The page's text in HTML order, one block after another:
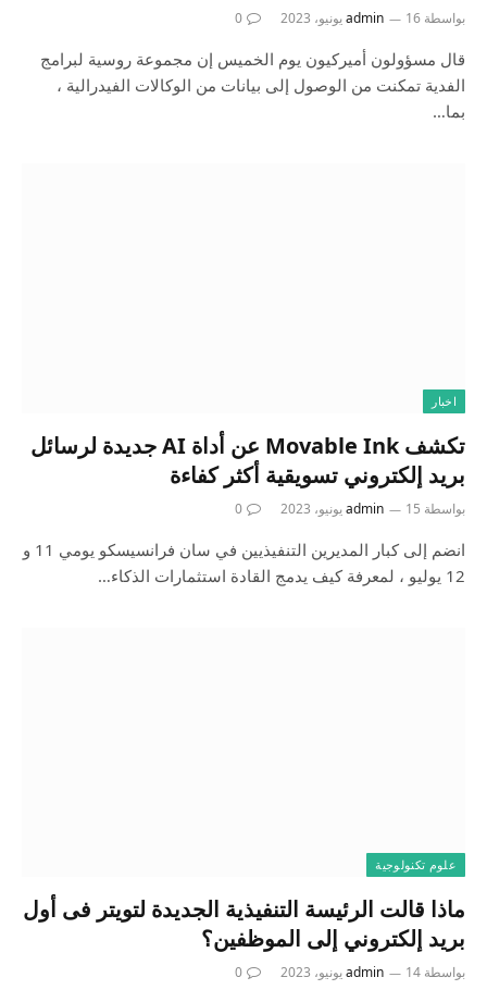
بواسطة admin 16 يونيو، 2023 0
قال مسؤولون أميركيون يوم الخميس إن مجموعة روسية لبرامج
الفدية تمكنت من الوصول إلى بيانات من الوكالات الفيدرالية ،
بما…
اخبار
تكشف Movable Ink عن أداة AI جديدة لرسائل
بريد إلكتروني تسويقية أكثر كفاءة
بواسطة admin 15 يونيو، 2023 0
انضم إلى كبار المديرين التنفيذيين في سان فرانسيسكو يومي 11 و
12 يوليو ، لمعرفة كيف يدمج القادة استثمارات الذكاء…
علوم تكنولوجية
ماذا قالت الرئيسة التنفيذية الجديدة لتويتر فى أول
بريد إلكتروني إلى الموظفين؟
بواسطة admin 14 يونيو، 2023 0